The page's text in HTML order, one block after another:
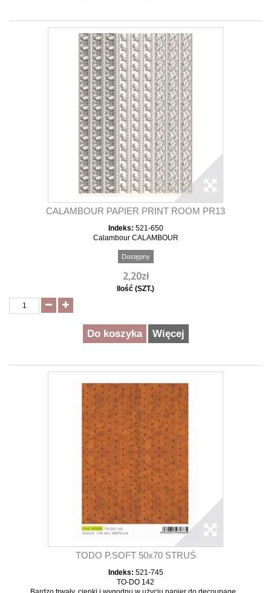
CALAMBOUR PAPIER PRINT ROOM PR13
Indeks: 521-650
Calambour CALAMBOUR
Dostępny
2,20zł
Ilość (SZT.)
Do koszyka Więcej
TODO P.SOFT 50x70 STRUŚ
Indeks: 521-745
TO-DO 142